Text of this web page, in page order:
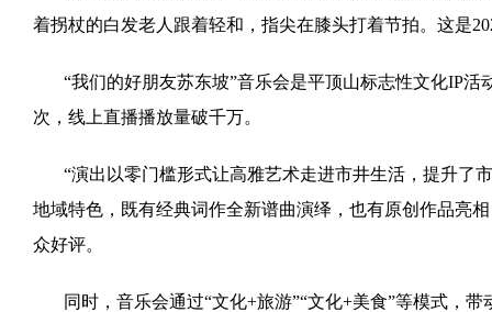
着拐杖的白发老人跟着轻和，指尖在膝头打着节拍。这是
“我们的好朋友苏东坡”音乐会是平顶山标志性文化IP
次，线上直播播放量破千万。
“演出以零门槛形式让高雅艺术走进市井生活，提升了
地域特色，既有经典词作全新谱曲演绎，也有原创作品亮
众好评。
同时，音乐会通过“文化+旅游”“文化+美食”等模式，